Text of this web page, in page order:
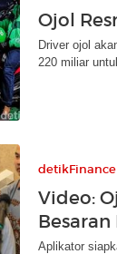
Ojol
Driver ojol
220 miliar
detikFinance
Video:
Aplikator